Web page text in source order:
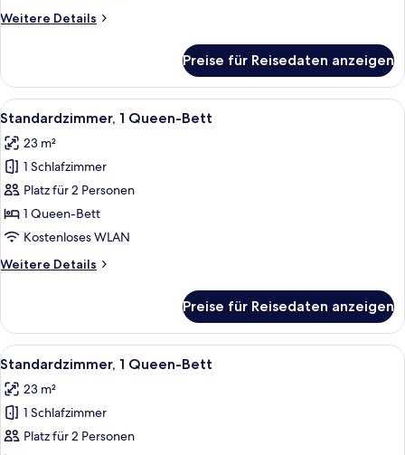
Weitere Details
Weitere
1 King-
Bett
Preise für Reisedaten anzeigen
Alle
Fotos
für
Standardzimmer,
1
Queen-
Bett
Ein modernes Hotelzimmer mit
7
Standardzimmer, 1 Queen-Bett
23 m²
1 Schlafzimmer
Platz für 2 Personen
1 Queen-Bett
Kostenloses WLAN
Weitere Details
Weitere
1
Queen-
Bett
Preise für Reisedaten anzeigen
Alle
Fotos
für
Standardzimmer,
1
Ein modernes Hotelzimmer mit
7
Standardzimmer, 1 Queen-Bett
23 m²
1 Schlafzimmer
Platz für 2 Personen